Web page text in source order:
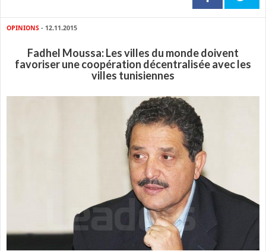
OPINIONS - 12.11.2015
Fadhel Moussa: Les villes du monde doivent
favoriser une coopération décentralisée avec les
villes tunisiennes